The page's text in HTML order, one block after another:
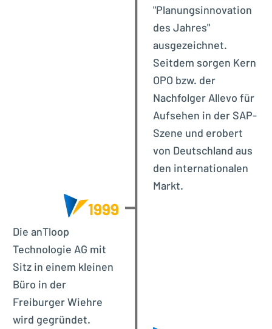
"Planungsinnovation
des Jahres"
ausgezeichnet.
Seitdem sorgen Kern
OPO bzw. der
Nachfolger Allevo für
Aufsehen in der SAP-
Szene und erobert
von Deutschland aus
den internationalen
Markt.
1999
Die anTloop
Technologie AG mit
Sitz in einem kleinen
Büro in der
Freiburger Wiehre
wird gegründet.